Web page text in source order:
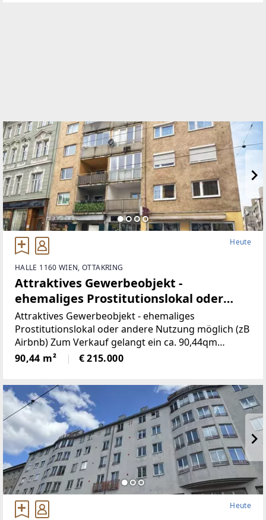
Heute
HALLE 1160 WIEN, OTTAKRING
Attraktives Gewerbeobjekt -
ehemaliges Prostitutionslokal oder
andere Nutzung möglich (zB Airbnb)
Attraktives Gewerbeobjekt - ehemaliges
Prostitutionslokal oder andere Nutzung möglich (zB
Airbnb) Zum Verkauf gelangt ein ca. 90,44qm
großes Gewerbeobjekt mit einer ehemaligen
Bewilligung für ein Prostitutionslokal (es ist aber
90,44 m² € 215.000
Heute